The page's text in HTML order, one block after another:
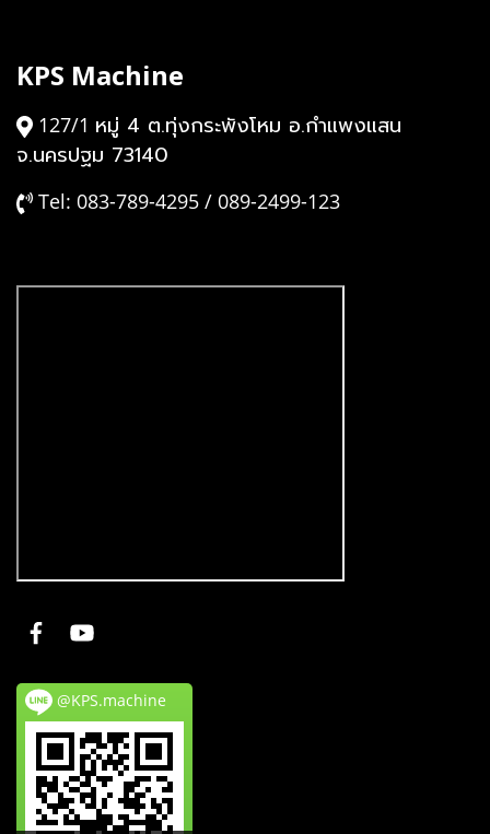
KPS Machine
127/1 หมู่ 4 ต.ทุ่งกระพังโหม อ.กำแพงแสน
จ.นครปฐม 73140
Tel: 083-789-4295 / 089-2499-123
@KPS.machine